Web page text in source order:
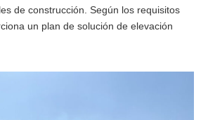
de construcción. Según los requisitos
un plan de solución de elevación